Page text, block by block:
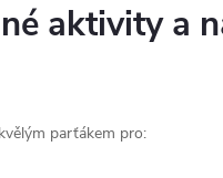
aktivity a
parťákem pro: